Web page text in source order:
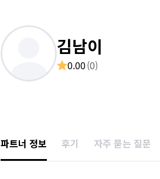
김남이
0.00(0)
파트너 정보 후기 자주 묻는 질문